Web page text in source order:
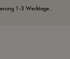
1-3 Werktage..